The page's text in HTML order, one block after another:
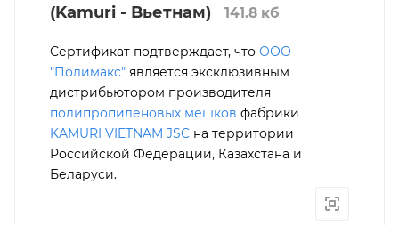
(Kamuri - Вьетнам)
141.8 кб
Сертификат подтверждает, что ООО
"Полимакс" является эксклюзивным
дистрибьютором производителя
полипропиленовых мешков фабрики
KAMURI VIETNAM JSC на территории
Российской Федерации, Казахстана и
Беларуси.